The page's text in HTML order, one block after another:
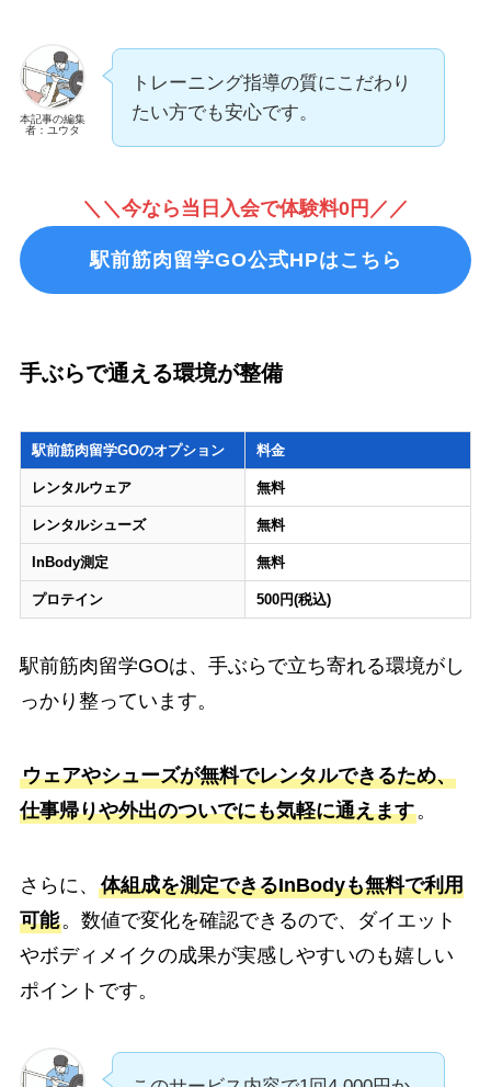
本記事の編集
者：ユウタ
トレーニング指導の質にこだわり
たい方でも安心です。
＼＼今なら当日入会で体験料0円／／
駅前筋肉留学GO公式HPはこちら
手ぶらで通える環境が整備
駅前筋肉留学GOのオプション 料金
レンタルウェア 無料
レンタルシューズ 無料
InBody測定 無料
プロテイン 500円(税込)
駅前筋肉留学GOは、手ぶらで立ち寄れる環境がし
っかり整っています。
ウェアやシューズが無料でレンタルできるため、
仕事帰りや外出のついでにも気軽に通えます。
さらに、 体組成を測定できるInBodyも無料で利用
可能。数値で変化を確認できるので、ダイエット
やボディメイクの成果が実感しやすいのも嬉しい
ポイントです。